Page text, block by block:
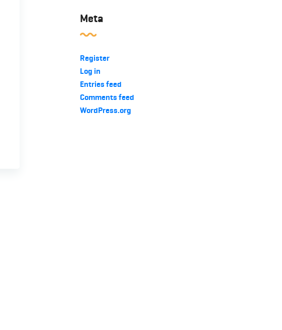
Meta
Register
Log in
Entries feed
Comments feed
WordPress.org